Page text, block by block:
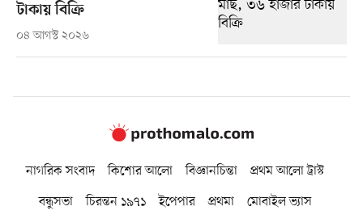
টাকায় বিক্রি
০৪ আগস্ট ২০২৬
নাগরিক সংবাদ কিশোর আলো বিজ্ঞানচিন্তা
প্রথম আলো ট্রাস্ট
বন্ধুসভা
চিরন্তন ১৯৭১ ইপেপার প্রথমা মোবাইল ভ্যাস